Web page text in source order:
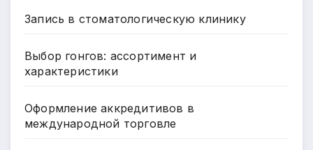
Запись в стоматологическую клинику
Выбор гонгов: ассортимент и
характеристики
Оформление аккредитивов в
международной торговле